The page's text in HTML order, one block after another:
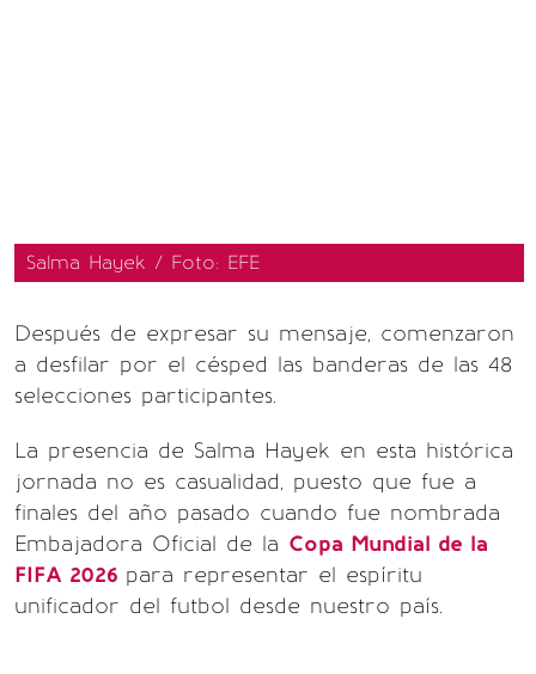
Salma Hayek / Foto: EFE
Después de expresar su mensaje, comenzaron
a desfilar por el césped las banderas de las 48
selecciones participantes.
La presencia de Salma Hayek en esta histórica
jornada no es casualidad, puesto que fue a
finales del año pasado cuando fue nombrada
Embajadora Oficial de la Copa Mundial de la
FIFA 2026 para representar el espíritu
unificador del futbol desde nuestro país.